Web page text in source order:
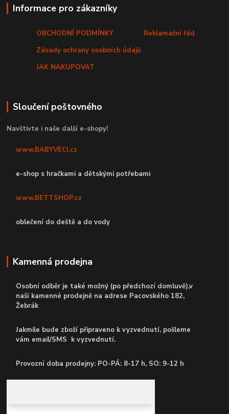
Informace pro zákazníky
OBCHODNÍ PODMÍNKY
Reklamační řád
Zásady ochrany osobních údajů
JAK NAKUPOVAT
Sloučení poštovného
Navštivte i naše další e-shopy!
www.BABYVECI.cz
e-shop s hračkami a dětskými potřebami
www.BETTSHOP.cz
oblečení do deště a do vody
Kamenná prodejna
Osobní odběr je také možný (po předchozí domluvě),v
naší kamenné prodejně na adrese Pacovského 182,
Žebrák
Jakmile bude zboží připraveno k vyzvednutí, pošleme
vám email/SMS k vyzvednutí.
Provozní doba prodejny: PO-PÁ: 8-17 h, SO: 9-12 h